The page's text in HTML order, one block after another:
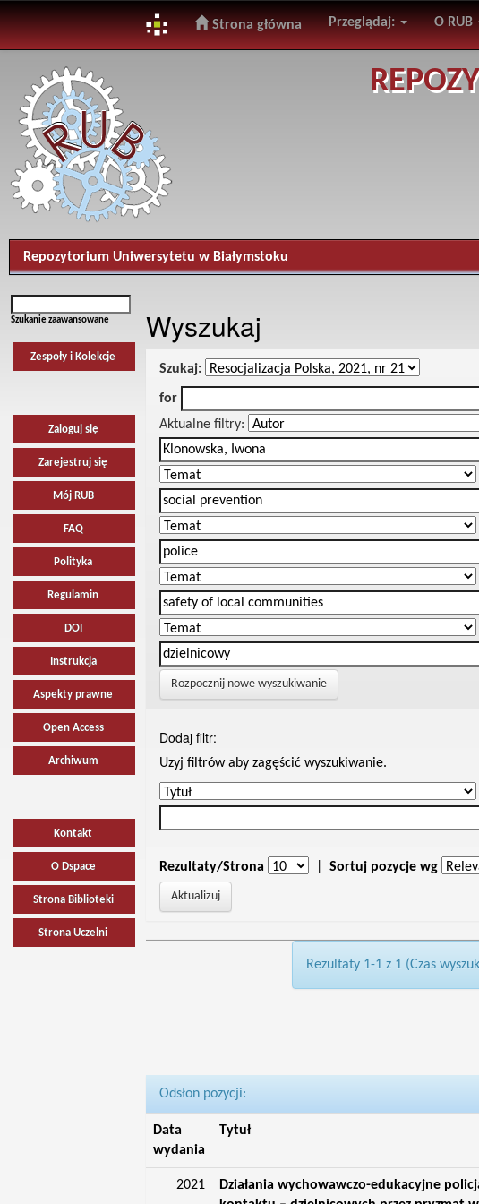
navigation
Strona główna Przeglądaj: O RUB
Repozytorium Uniwersytetu w Białymstoku
Szukanie zaawansowane
Zespoły i Kolekcje
Zaloguj się
Zarejestruj się
Mój RUB
FAQ
Polityka
Regulamin
DOI
Instrukcja
Aspekty prawne
Open Access
Archiwum
Kontakt
O Dspace
Strona Biblioteki
Strona Uczelni
Wyszukaj
Szukaj:
for
Aktualne filtry:
Rozpocznij nowe wyszukiwanie
Dodaj filtr:
Uzyj filtrów aby zagęścić wyszukiwanie.
Rezultaty/Strona Sortuj pozycje wg
Rezultaty 1-1 z 1 (Czas
Odsłon pozycji:
Data
wydania
Tytuł
2021
Działania wychowawczo-edukacyjne